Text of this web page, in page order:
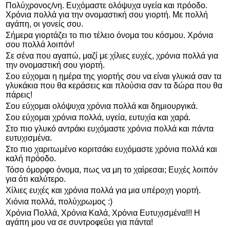
Πολύχρονος/νη. Ευχόμαστε ολόψυχα υγεία και πρόοδο.
Χρόνια πολλά για την ονομαστική σου γιορτή. Με πολλή
αγάπη, οι γονείς σου.
Σήμερα γιορτάζει το πιο τέλειο όνομα του κόσμου. Χρόνια
σου πολλά λοιπόν!
Σε σένα που αγαπώ, μαζί με χίλιες ευχές, χρόνια πολλά για
την ονομαστική σου γιορτή.
Σου εύχομαι η ημέρα της γιορτής σου να είναι γλυκιά σαν τα
γλυκάκια που θα κεράσεις και πλούσια σαν τα δώρα που θα
πάρεις!
Σου εύχομαι ολόψυχα χρόνια πολλά και δημιουργικά.
Σου εύχομαι χρόνια πολλά, υγεία, ευτυχία και χαρά.
Στο πιο γλυκό αντράκι ευχόμαστε χρόνια πολλά και πάντα
ευτυχισμένα.
Στο πιο χαριτωμένο κοριτσάκι ευχόμαστε χρόνια πολλά και
καλή πρόοδο.
Τόσο όμορφο όνομα, πως να μη το χαίρεσαι; Ευχές λοιπόν
για ότι καλύτερο.
Χίλιες ευχές και χρόνια πολλά για μια υπέροχη γιορτή.
Χιόνια πολλά, πολύχρωμος :)
Χρόνια Πολλά, Χρόνια Καλά, Χρόνια Ευτυχισμένα!!! Η
αγάπη μου να σε συντροφεύει για πάντα!